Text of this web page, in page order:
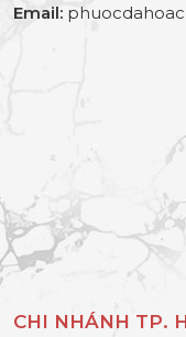
Email:
CHI NHÁNH TP.